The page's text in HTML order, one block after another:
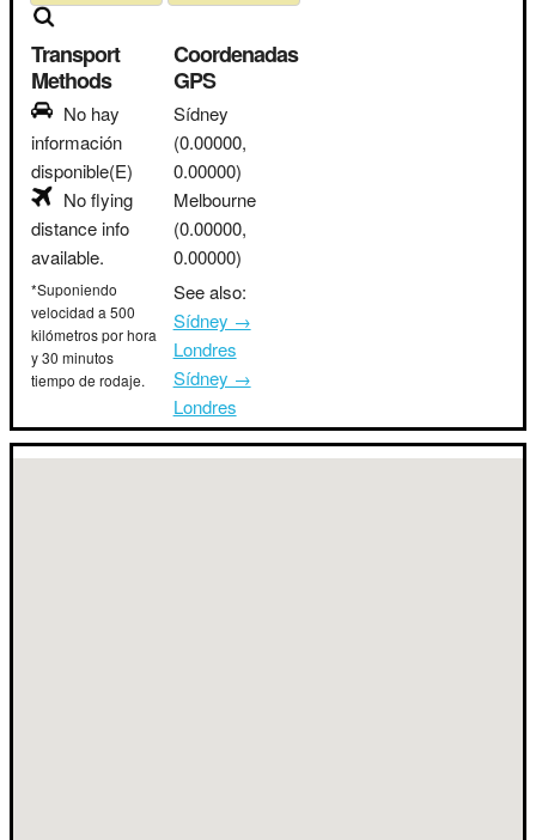
Transport
Methods
No hay
información
disponible(E)
No flying
distance info
available.
*Suponiendo
velocidad a 500
kilómetros por hora
y 30 minutos
tiempo de rodaje.
Coordenadas
GPS
Sídney
(0.00000,
0.00000)
Melbourne
(0.00000,
0.00000)
See also:
Sídney →
Londres
Sídney →
Londres